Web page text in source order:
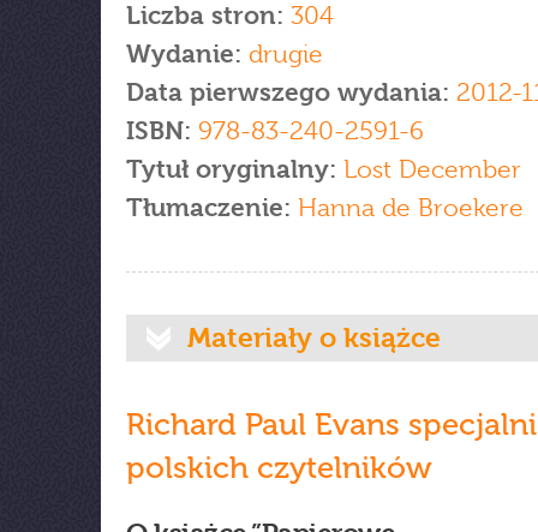
Liczba stron: 304
Wydanie: drugie
Data pierwszego wydania: 2012-
ISBN: 978-83-240-2591-6
Tytuł oryginalny: Lost December
Tłumaczenie: Hanna de Broekere
Materiały o książce
Richard Paul Evans
polskich czytelników